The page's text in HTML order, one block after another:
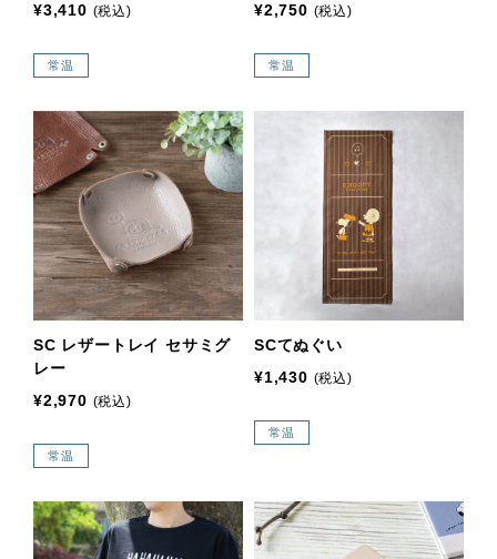
¥3,410 (税込)
常温
¥2,750 (税込)
常温
SC レザートレイ セサミグ
レー
¥2,970 (税込)
常温
SCてぬぐい
¥1,430 (税込)
常温